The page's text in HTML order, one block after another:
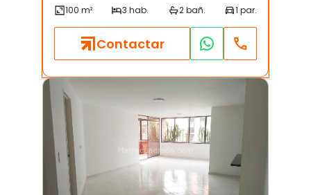
Contactar